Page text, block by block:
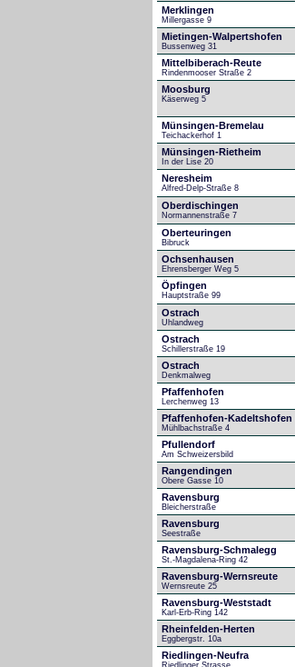
Merklingen
Millergasse 9
Mietingen-Walpertshofen
Bussenweg 31
Mittelbiberach-Reute
Rindenmooser Straße 2
Moosburg
Käserweg 5
Münsingen-Bremelau
Teichackerhof 1
Münsingen-Rietheim
In der Lise 20
Neresheim
Alfred-Delp-Straße 8
Oberdischingen
Normannenstraße 7
Oberteuringen
Bibruck
Ochsenhausen
Ehrensberger Weg 5
Öpfingen
Hauptstraße 99
Ostrach
Uhlandweg
Ostrach
Schillerstraße 19
Ostrach
Denkmalweg
Pfaffenhofen
Lerchenweg 13
Pfaffenhofen-Kadeltshofen
Mühlbachstraße 4
Pfullendorf
Am Schweizersbild
Rangendingen
Obere Gasse 10
Ravensburg
Bleicherstraße
Ravensburg
Seestraße
Ravensburg-Schmalegg
St.-Magdalena-Ring 42
Ravensburg-Wernsreute
Wernsreute 25
Ravensburg-Weststadt
Karl-Erb-Ring 142
Rheinfelden-Herten
Eggbergstr. 10a
Riedlingen-Neufra